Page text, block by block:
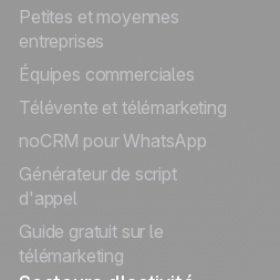
Petites et moyennes
entreprises
Équipes commerciales
Télévente et télémarketing
noCRM pour WhatsApp
Générateur de script
d'appel
Guide gratuit sur le
télémarketing